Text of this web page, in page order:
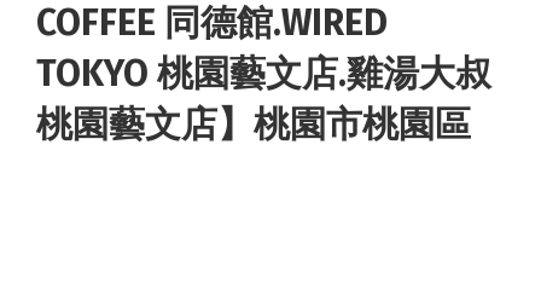
COFFEE 同德館.WIRED
TOKYO 桃園藝文店.雞湯大叔
桃園藝文店】桃園市桃園區